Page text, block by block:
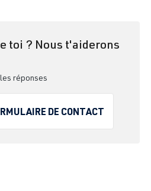
toi ? Nous t'aiderons
réponses
DE CONTACT